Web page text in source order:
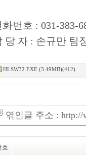
화번호 : 031-383-
당 자 : 손규만 팀
HLSW32.EXE (3.49MB)(412)
엮인글 주소 : http://
호